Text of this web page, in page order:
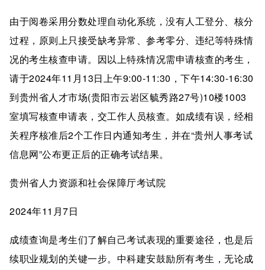
由于阅卷采用分数处理自动化系统，没有人工登分、核分
过程，原则上只接受缺考异常、参考零分、违纪等特殊情
况的考生核查申请。因以上特殊情况需申请核查的考生，
请于2024年11月13日上午9:00-11:30，下午14:30-16:30
到贵州省人才市场(贵阳市云岩区毓秀路27号)10楼1003
室填写核查申请表，交工作人员核查。如成绩有误，经相
关程序核准后2个工作日内通知考生，并在“贵州人事考试
信息网”公布更正后的正确考试结果。
贵州省人力资源和社会保障厅考试院
2024年11月7日
成绩查询是考生们了解自己考试表现的重要途径，也是后
续职业规划的关键一步。中科建安鼓励所有考生，无论成